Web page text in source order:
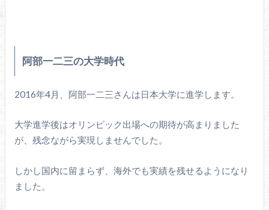
阿部一二三の大学時代
2016年4月、阿部一二三さんは日本大学に進学します。
大学進学後はオリンピック出場への期待が高まりました
が、残念ながら実現しませんでした。
しかし国内に留まらず、海外でも実績を残せるようになり
ました。